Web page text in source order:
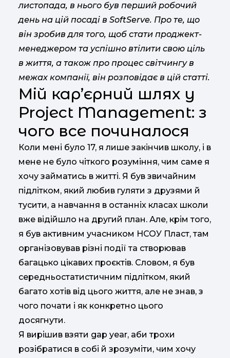
листопада, в нього був перший робочий
день на цій посаді в SoftServe. Про те, що
він зробив для того, щоб стати проджект-
менеджером та успішно втілити свою ціль
в життя, а також про процес світчингу в
межах компанії, він розповідає в цій статті.
Мій кар’єрний шлях у
Project Management: з
чого все починалося
Коли мені було 17, я лише закінчив школу, і в
мене не було чіткого розуміння, чим саме я
хочу займатись в житті. Я був звичайним
підлітком, який любив гуляти з друзями й
тусити, а навчання в останніх класах школи
вже відійшло на другий план. Але, крім того,
я був активним учасником НСОУ Пласт, там
організовував різні події та створював
багацько цікавих проєктів. Словом, я був
середньостатистичним підлітком, який
багато хотів від цього життя, але не знав, з
чого почати і як конкретно цього
досягнути.
Я вирішив взяти gap year, аби трохи
розібратися в собі й зрозуміти, чим хочу